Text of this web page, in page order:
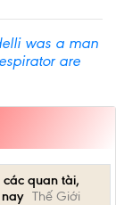
was a man
are
quan tài,
Thế Giới